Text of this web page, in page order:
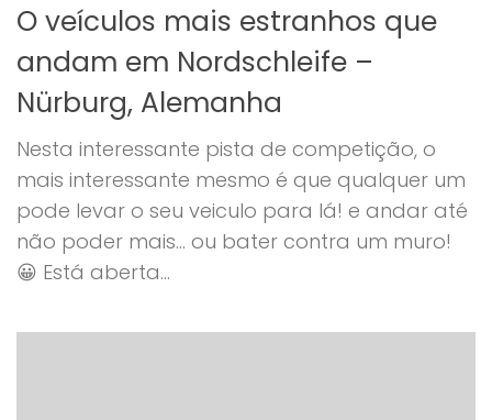
O veículos mais estranhos que
andam em Nordschleife –
Nürburg, Alemanha
Nesta interessante pista de competição, o
mais interessante mesmo é que qualquer um
pode levar o seu veiculo para lá! e andar até
não poder mais… ou bater contra um muro!
😀 Está aberta...